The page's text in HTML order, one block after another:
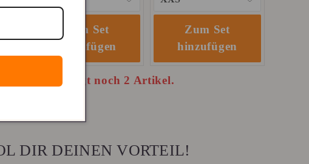
Zum Set
hinzufügen
Zum Set
hinzufügen
Dein Set benötigt noch 2 Artikel.
DIR DEINEN VORTEIL!